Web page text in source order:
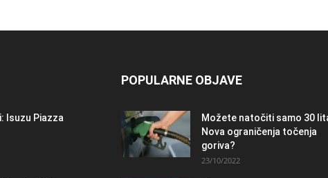
Isuzu Piazza
POPULARNE OBJAVE
Možete natočiti samo 30
Nova ograničenja točenja
goriva?
23/10/2022